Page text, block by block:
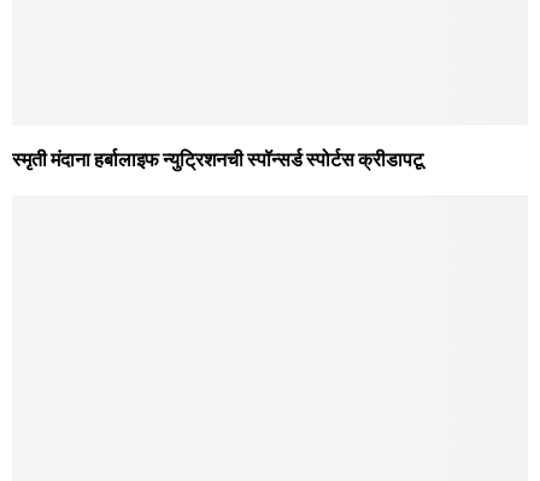
स्मृती मंदाना हर्बालाइफ न्युट्रिशनची स्पॉन्सर्ड स्पोर्टस क्रीडापटू